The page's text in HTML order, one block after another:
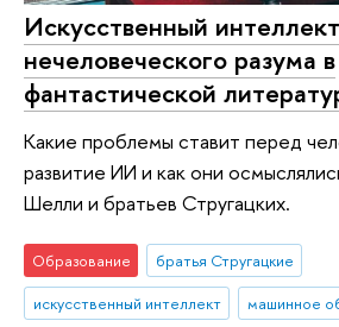
Искусственный
нечеловеческого разума в
фантастической
Какие проблемы ставит перед
развитие ИИ и как они
Шелли и братьев Стругацких.
Образование
братья Стругацкие
искусственный интеллект
машинное